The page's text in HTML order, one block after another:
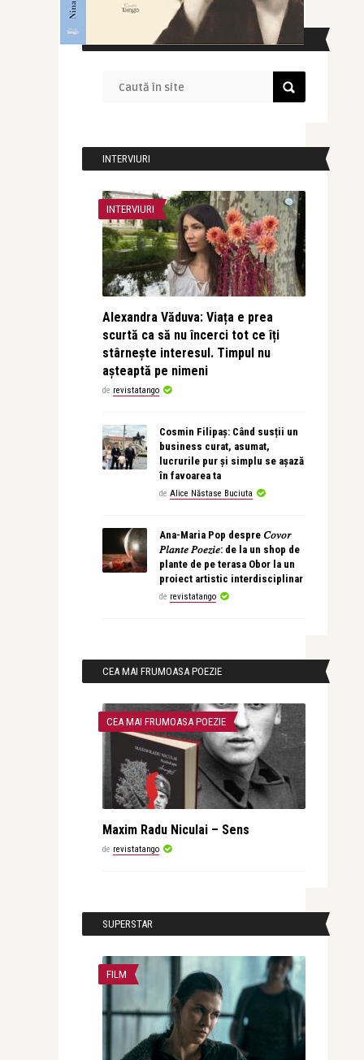
CAUTĂ ÎN SITE
INTERVIURI
INTERVIURI
Alexandra Văduva: Viața e prea
scurtă ca să nu încerci tot ce îți
stârnește interesul. Timpul nu
așteaptă pe nimeni
de revistatango
Cosmin Filipaș: Când susții un
business curat, asumat,
lucrurile pur și simplu se așază
în favoarea ta
de Alice Năstase Buciuta
Ana-Maria Pop despre 𝐶𝑜𝑣𝑜𝑟
𝑃𝑙𝑎𝑛𝑡𝑒 𝑃𝑜𝑒𝑧𝑖𝑒: de la un shop de
plante de pe terasa Obor la un
proiect artistic interdisciplinar
de revistatango
CEA MAI FRUMOASA POEZIE
CEA MAI FRUMOASA POEZIE
Maxim Radu Niculai – Sens
de revistatango
SUPERSTAR
FILM